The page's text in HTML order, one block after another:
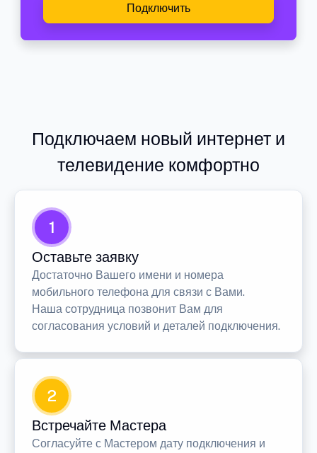
Подключить
Подключаем новый интернет и
телевидение комфортно
1
Оставьте заявку
Достаточно Вашего имени и номера
мобильного телефона для связи с Вами.
Наша сотрудница позвонит Вам для
согласования условий и деталей подключения.
2
Встречайте Мастера
Согласуйте с Мастером дату подключения и